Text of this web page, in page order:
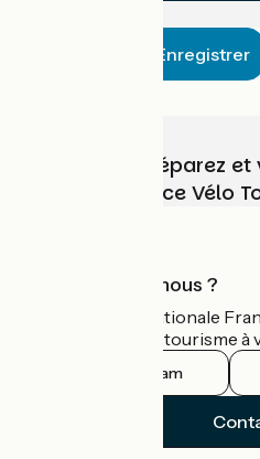
Enregistrer
Choisissez, préparez
vélo avec France Vélo
Qui sommes-nous ?
L'association nationale
guide officiel du tourisme à
Instagram